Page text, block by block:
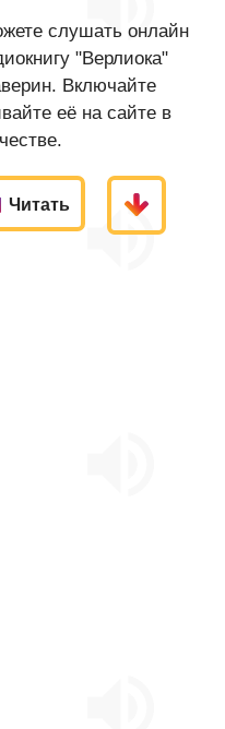
слушать онлайн
"Верлиока"
Включайте
её на сайте в
Читать